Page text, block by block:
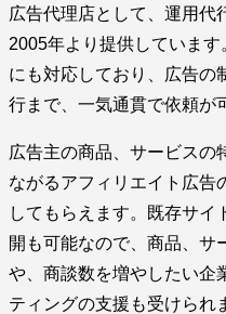
広告代理店として、運用代
2005年より提供していま
にも対応しており、広告の
行まで、一気通貫で依頼が
広告主の商品、サービスの
ながるアフィリエイト広告
してもらえます。既存サイ
開も可能なので、商品、サ
や、商談数を増やしたい企
ティングの支援も受けられ